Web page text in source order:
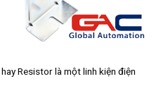
Resistor là một linh kiện điện